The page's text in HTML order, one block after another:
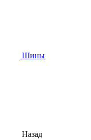
Шины
Назад